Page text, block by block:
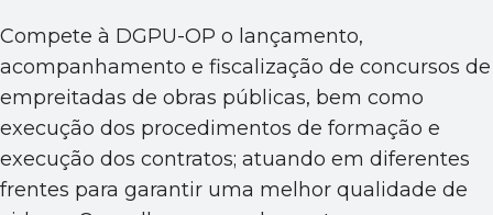
Compete à DGPU-OP o lançamento,
acompanhamento e fiscalização de concursos de
empreitadas de obras públicas, bem como
execução dos procedimentos de formação e
execução dos contratos; atuando em diferentes
frentes para garantir uma melhor qualidade de